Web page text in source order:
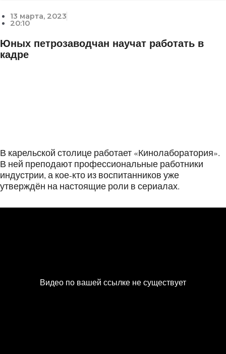
13 марта, 2023
20:10
Юных петрозаводчан научат работать в
кадре
В карельской столице работает «Кинолаборатория».
В ней преподают профессиональные работники
индустрии, а кое-кто из воспитанников уже
утверждён на настоящие роли в сериалах.